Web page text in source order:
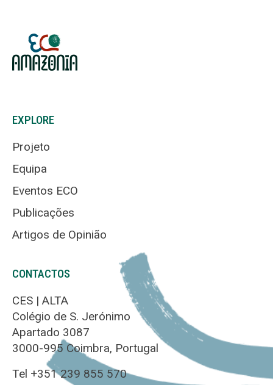
EXPLORE
Projeto
Equipa
Eventos ECO
Publicações
Artigos de Opinião
CONTACTOS
CES | ALTA
Colégio de S. Jerónimo
Apartado 3087
3000-995 Coimbra, Portugal
Tel +351 239 855 570